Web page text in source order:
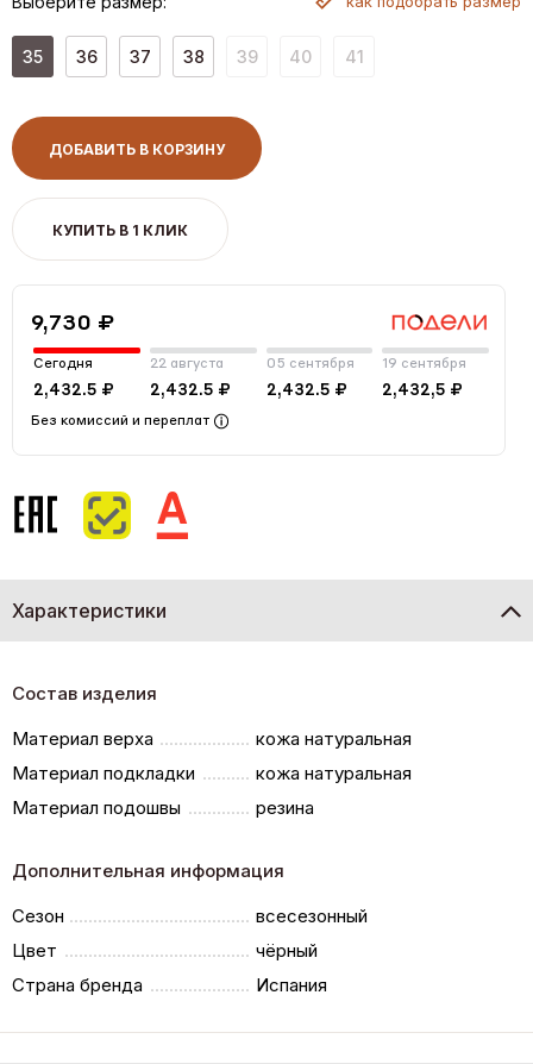
35 36 37 38 39 40 41
ДОБАВИТЬ В КОРЗИНУ
КУПИТЬ В 1 КЛИК
9,730 ₽
Сегодня
2,432.5 ₽
22 августа
2,432.5 ₽
05 сентября
2,432.5 ₽
19 сентября
2,432,5 ₽
Без комиссий и переплат
Характеристики
Состав изделия
Материал верха
кожа натуральная
Материал подкладки
кожа натуральная
Материал подошвы
резина
Дополнительная информация
Сезон
всесезонный
Цвет
чёрный
Страна бренда
Испания